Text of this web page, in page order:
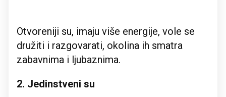
Otvoreniji su, imaju više energije, vole se
družiti i razgovarati, okolina ih smatra
zabavnima i ljubaznima.
2. Jedinstveni su